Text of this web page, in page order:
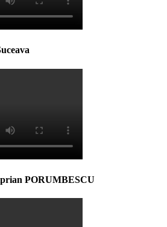
PORUMBESCU